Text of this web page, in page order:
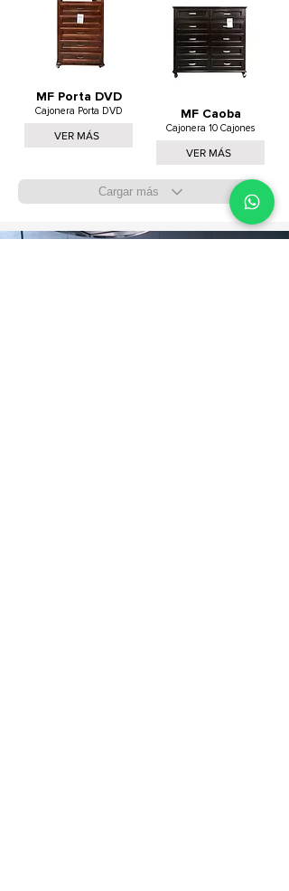
MF Porta DVD
Cajonera Porta DVD
VER MÁS
MF Caoba
Cajonera 10 Cajones
VER MÁS
Cargar más